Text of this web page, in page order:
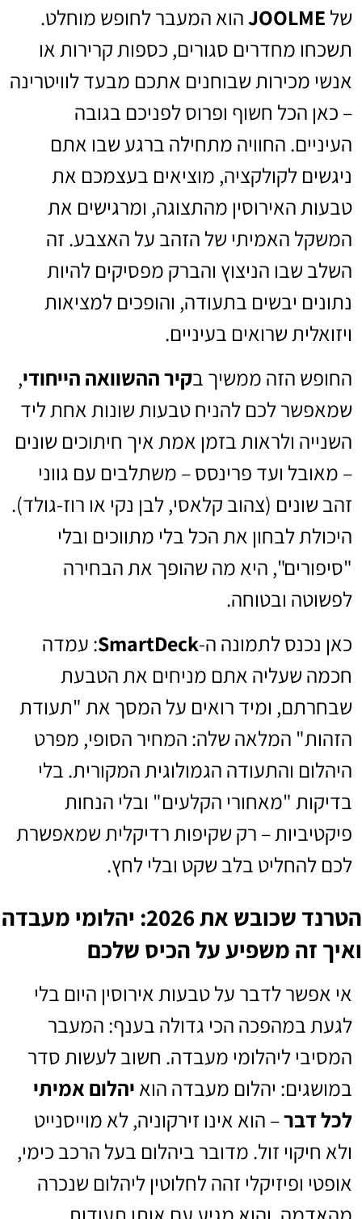
של JOOLMEהוא המעבר לחופש מוחלט.
תשכחו מחדרים סגורים, כספות קרירות או
אנשי מכירות שבוחנים אתכם מבעד לוויטרינה
– כאן הכל חשוף ופרוס לפניכם בגובה
העיניים. החוויה מתחילה ברגע שבו אתם
ניגשים לקולקציה, מוציאים בעצמכם את
טבעות האירוסין מהתצוגה, ומרגישים את
המשקל האמיתי של הזהב על האצבע. זה
השלב שבו הניצוץ והברק מפסיקים להיות
נתונים יבשים בתעודה, והופכים למציאות
ויזואלית שרואים בעיניים.
החופש הזה ממשיך בקיר ההשוואה הייחודי,
שמאפשר לכם להניח טבעות שונות אחת ליד
השנייה ולראות בזמן אמת איך חיתוכים שונים
– מאובל ועד פרינסס – משתלבים עם גווני
זהב שונים (צהוב קלאסי, לבן נקי או רוז-גולד).
היכולת לבחון את הכל בלי מתווכים ובלי
"סיפורים", היא מה שהופך את הבחירה
לפשוטה ובטוחה.
כאן נכנס לתמונה ה-SmartDeck: עמדה
חכמה שעליה אתם מניחים את הטבעת
שבחרתם, ומיד רואים על המסך את "תעודת
הזהות" המלאה שלה: המחיר הסופי, מפרט
היהלום והתעודה הגמולוגית המקורית. בלי
בדיקות "מאחורי הקלעים" ובלי הנחות
פיקטיביות – רק שקיפות רדיקלית שמאפשרת
לכם להחליט בלב שקט ובלי לחץ.
הטרנד שכובש את 2026: יהלומי מעבדה
ואיך זה משפיע על הכיס שלכם
אי אפשר לדבר על טבעות אירוסין היום בלי
לגעת במהפכה הכי גדולה בענף: המעבר
המסיבי ליהלומי מעבדה. חשוב לעשות סדר
במושגים: יהלום מעבדה הוא יהלום אמיתי
לכל דבר– הוא אינו זירקוניה, לא מוייסנייט
ולא חיקוי זול. מדובר ביהלום בעל הרכב כימי,
אופטי ופיזיקלי זהה לחלוטין ליהלום שנכרה